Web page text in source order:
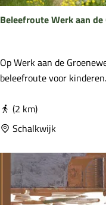
p
aBeleefroute Werk aan de
B
e
e
e
r
Op Werk aan de
beleefroute voor kinderen.
(2 km)
Schalkwijk